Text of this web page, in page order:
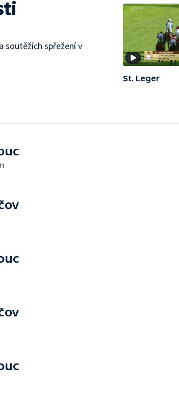
soutěžích spřežení v
St. Leger